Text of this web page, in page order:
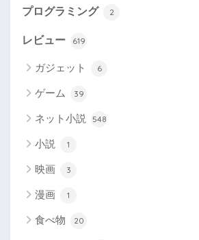
プログラミング 2
レビュー 619
ガジェット 6
ゲーム 39
ネット小説 548
小説 1
映画 3
漫画 1
食べ物 20